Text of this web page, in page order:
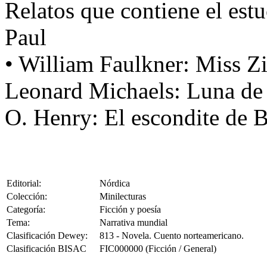
Relatos que contiene el
Paul
• William Faulkner: Miss
Leonard Michaels: Luna
O. Henry: El escondite de
Editorial:
Nórdica
Colección:
Minilecturas
Categoría:
Ficción y poesía
Tema:
Narrativa mundial
Clasificación Dewey:
813 - Novela. Cuento norteamericano.
Clasificación BISAC
FIC000000 (Ficción / General)